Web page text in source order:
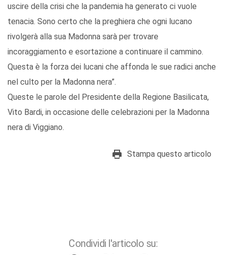
uscire della crisi che la pandemia ha generato ci vuole
tenacia. Sono certo che la preghiera che ogni lucano
rivolgerà alla sua Madonna sarà per trovare
incoraggiamento e esortazione a continuare il cammino.
Questa è la forza dei lucani che affonda le sue radici anche
nel culto per la Madonna nera”.
Queste le parole del Presidente della Regione Basilicata,
Vito Bardi, in occasione delle celebrazioni per la Madonna
nera di Viggiano.
Stampa questo articolo
Condividi l'articolo su: